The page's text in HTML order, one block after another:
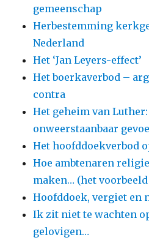
gemeenschap
Herbestemming
Nederland
Het ‘Jan Leyers-effect’
Het boerkaverbod –
contra
Het geheim van
onweerstaanbaar
Het hoofddoekverbod
Hoe ambtenaren
maken… (het
Hoofddoek, vergiet en
Ik zit niet te wachten
gelovigen…